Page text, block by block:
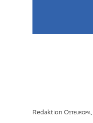
RedaktionOsteuropa